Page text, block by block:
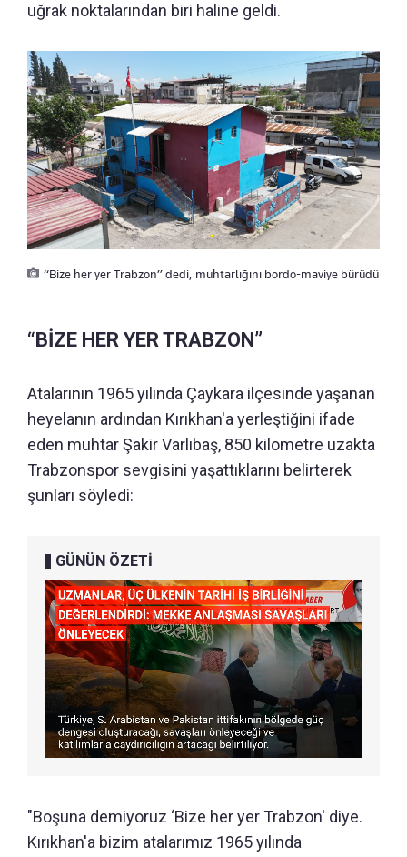
uğrak noktalarından biri haline geldi.
“Bize her yer Trabzon” dedi, muhtarlığını bordo-maviye bürüdü
“BİZE HER YER TRABZON”
Atalarının 1965 yılında Çaykara ilçesinde yaşanan
heyelanın ardından Kırıkhan'a yerleştiğini ifade
eden muhtar Şakir Varlıbaş, 850 kilometre uzakta
Trabzonspor sevgisini yaşattıklarını belirterek
şunları söyledi:
GÜNÜN ÖZETİ
"Boşuna demiyoruz ‘Bize her yer Trabzon' diye.
Kırıkhan'a bizim atalarımız 1965 yılında